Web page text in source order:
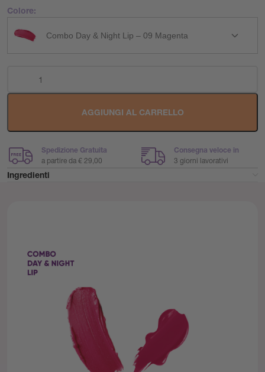
Colore:
Combo Day & Night Lip – 09 Magenta
AGGIUNGI AL CARRELLO
Spedizione Gratuita
a partire da € 29,00
Consegna veloce in
3 giorni lavorativi
Ingredienti